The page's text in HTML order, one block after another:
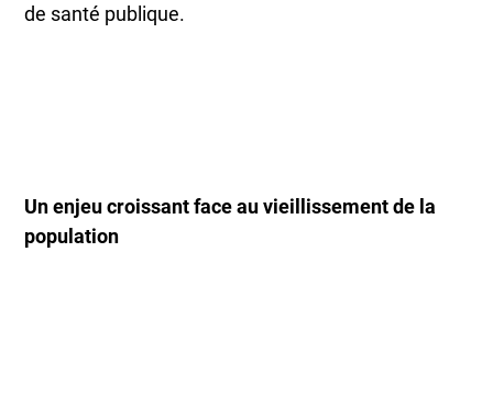
de santé publique.
Un enjeu croissant face au vieillissement de la
population